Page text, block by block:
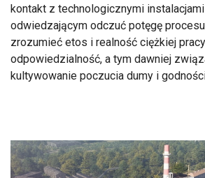
kontakt z technologicznymi
odwiedzającym odczuć potęgę
zrozumieć etos i realność ciężkiej
odpowiedzialność, a tym dawniej
kultywowanie poczucia dumy i